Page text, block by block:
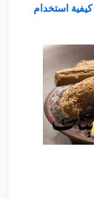
كيفية استخدام